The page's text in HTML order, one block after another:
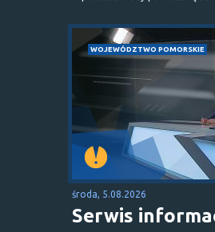
WOJEWÓDZTWO POMORSKIE
środa, 5.08.2026
Serwis